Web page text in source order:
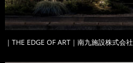
｜THE EDGE OF ART｜南九施設株式会社